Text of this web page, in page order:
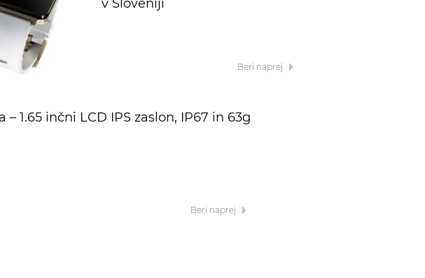
v Sloveniji
Beri naprej
1.65 inčni LCD IPS zaslon, IP67 in 63g
Beri naprej